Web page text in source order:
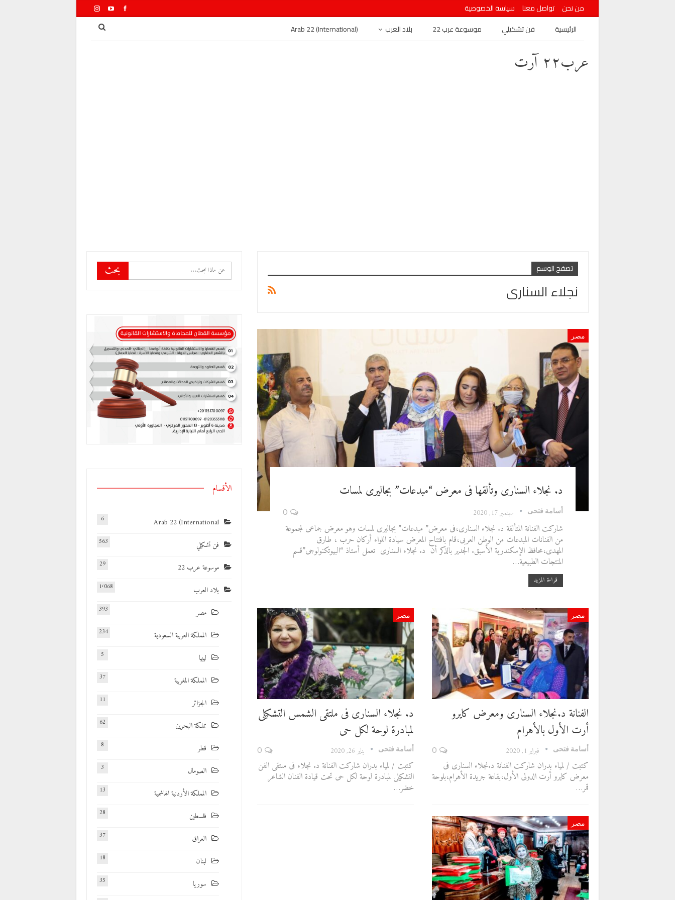
من نحن تواصل معنا
سياسة الخصوصية
الرئيسية
فن تشكيلي موسوعة عرب 22 بلاد العرب Arab 22 (International)
عرب٢٢ آرت
تصفح الوسم
نجلاء السنارى
مصر
د. نجلاء السنارى وتألقها فى معرض “مبدعات” بجاليرى لمسات
أسامة فتحى سبتمبر 17, 2020
شاركت الفنانة المتألقة د. نجلاء السنارى،فى معرض” مبدعات” بجاليرى لمسات وهو معرض جماعى لمجموعة
من الفنانات المبدعات من الوطن العربى،قام بافتتاح المعرض سيادة اللواء أركان حرب ، طارق
المهدى،محافظ الإسكندرية الأسبق. الجدير بالذكر أن د. نجلاء السنارى تعمل أستاذ “البيوتكنولوجى”قسم
المنتجات الطبيعية…
قراءة المزيد
مصر
الفنانة د.نجلاء السنارى ومعرض كايرو
أرت الأول بالأهرام
أسامة فتحى فبراير 1, 2020 0
كتبت / لمياء بدران شاركت الفنانة د.نجلاء السنارى فى
معرض كايرو أرت الدولى الأول،بقاعة جريدة الأهرام،بلوحة
قمر…
مصر
د. نجلاء السنارى فى ملتقى الشمس التشكيلى
لمبادرة لوحة لكل حى
أسامة فتحى يناير 26, 2020 0
كتبت / لمياء بدران شاركت الفنانة د. نجلاء فى ملتقى الفن
التشكيلى لمبادرة لوحة لكل حى تحت قيادة الفنان الشاعر
خضر…
مصر
الأقسام
Arab 22 (International
6
فن تشكيلي 563
موسوعة عرب 22 29
بلاد العرب 1٬068
مصر 393
المملكة العربية السعودية 234
ليبيا 5
المملكة المغربية 37
الجزائر 11
مملكة البحرين 62
قطر 8
الصومال 3
المملكة الأردنية الهاشمية 13
فلسطين 28
العراق 37
لبنان 18
سوريا 35